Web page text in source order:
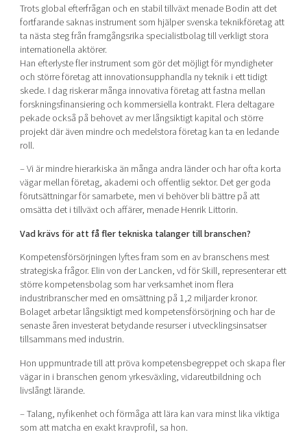
Trots global efterfrågan och en stabil tillväxt menade Bodin att det
fortfarande saknas instrument som hjälper svenska teknikföretag att
ta nästa steg från framgångsrika specialistbolag till verkligt stora
internationella aktörer.
Han efterlyste fler instrument som gör det möjligt för myndigheter
och större företag att innovationsupphandla ny teknik i ett tidigt
skede. I dag riskerar många innovativa företag att fastna mellan
forskningsfinansiering och kommersiella kontrakt. Flera deltagare
pekade också på behovet av mer långsiktigt kapital och större
projekt där även mindre och medelstora företag kan ta en ledande
roll.
– Vi är mindre hierarkiska än många andra länder och har ofta korta
vägar mellan företag, akademi och offentlig sektor. Det ger goda
förutsättningar för samarbete, men vi behöver bli bättre på att
omsätta det i tillväxt och affärer, menade Henrik Littorin.
Vad krävs för att få fler tekniska talanger till branschen?
Kompetensförsörjningen lyftes fram som en av branschens mest
strategiska frågor. Elin von der Lancken, vd för Skill, representerar ett
större kompetensbolag som har verksamhet inom flera
industribranscher med en omsättning på 1,2 miljarder kronor.
Bolaget arbetar långsiktigt med kompetensförsörjning och har de
senaste åren investerat betydande resurser i utvecklingsinsatser
tillsammans med industrin.
Hon uppmuntrade till att pröva kompetensbegreppet och skapa fler
vägar in i branschen genom yrkesväxling, vidareutbildning och
livslångt lärande.
– Talang, nyfikenhet och förmåga att lära kan vara minst lika viktiga
som att matcha en exakt kravprofil, sa hon.